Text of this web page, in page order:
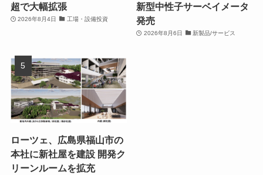
超で大幅拡張
2026年8月4日 工場・設備投資
新型中性子サーベイメータ
発売
2026年8月6日 新製品/サービス
ローツェ、広島県福山市の
本社に新社屋を建設 開発ク
リーンルームを拡充